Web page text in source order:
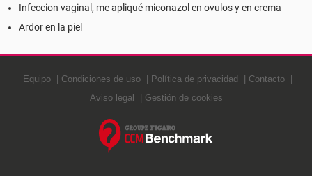
Infeccion vaginal, me apliqué miconazol en ovulos y en crema
Ardor en la piel
Equipo Condiciones de uso Política de privacidad
Contacto
Aviso legal
Gestión de cookies